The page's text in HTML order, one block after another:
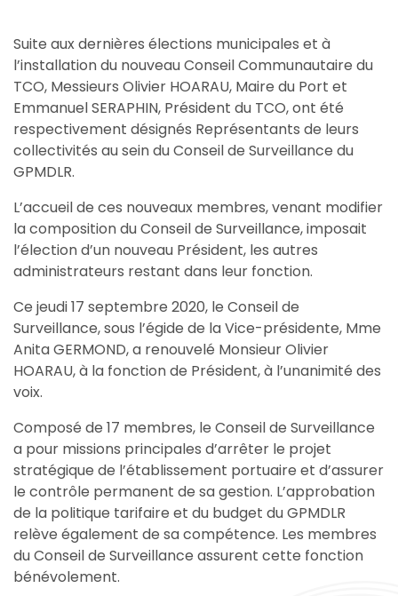
Suite aux dernières élections municipales et à
l’installation du nouveau Conseil Communautaire du
TCO, Messieurs Olivier HOARAU, Maire du Port et
Emmanuel SERAPHIN, Président du TCO, ont été
respectivement désignés Représentants de leurs
collectivités au sein du Conseil de Surveillance du
GPMDLR.
L’accueil de ces nouveaux membres, venant modifier
la composition du Conseil de Surveillance, imposait
l’élection d’un nouveau Président, les autres
administrateurs restant dans leur fonction.
Ce jeudi 17 septembre 2020, le Conseil de
Surveillance, sous l’égide de la Vice-présidente, Mme
Anita GERMOND, a renouvelé Monsieur Olivier
HOARAU, à la fonction de Président, à l’unanimité des
voix.
Composé de 17 membres, le Conseil de Surveillance
a pour missions principales d’arrêter le projet
stratégique de l’établissement portuaire et d’assurer
le contrôle permanent de sa gestion. L’approbation
de la politique tarifaire et du budget du GPMDLR
relève également de sa compétence. Les membres
du Conseil de Surveillance assurent cette fonction
bénévolement.